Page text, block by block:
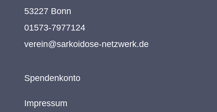
53227 Bonn
01573-7977124
verein@sarkoidose-netzwerk.de
Spendenkonto
Impressum